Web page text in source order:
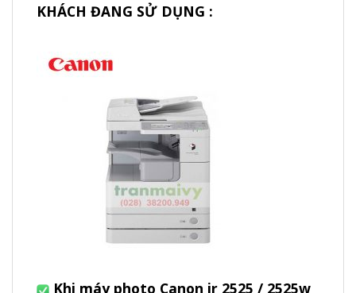
KHÁCH ĐANG SỬ DỤNG :
Khi máy photo Canon ir 2525 / 2525w